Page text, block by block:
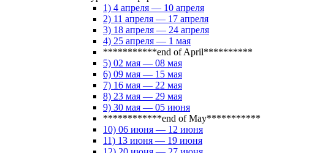
1) 4 апреля — 10 апреля
2) 11 апреля — 17 апреля
3) 18 апреля — 24 апреля
4) 25 апреля — 1 мая
***********end of April**********
5) 02 мая — 08 мая
6) 09 мая — 15 мая
7) 16 мая — 22 мая
8) 23 мая — 29 мая
9) 30 мая — 05 июня
************end of May***********
10) 06 июня — 12 июня
11) 13 июня — 19 июня